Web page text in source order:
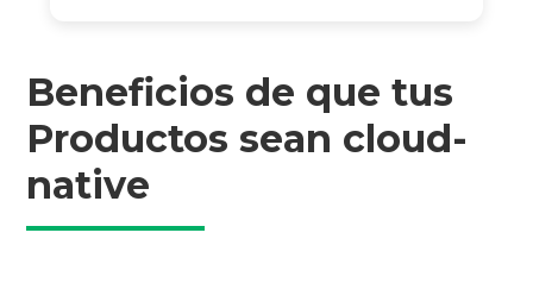
Beneficios de que tus
Productos sean cloud-
native